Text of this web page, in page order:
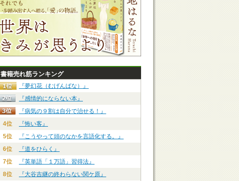
書籍売れ筋ランキング
『夢幻花（むげんばな）』
『感情的にならない本』
『病気の９割は自分で治せる！』
4位
『怖い客』
5位
『こうやって頭のなかを言語化する。』
6位
『道をひらく』
7位
『英単語「１万語」習得法』
8位
『大谷吉継の終わらない関ケ原』